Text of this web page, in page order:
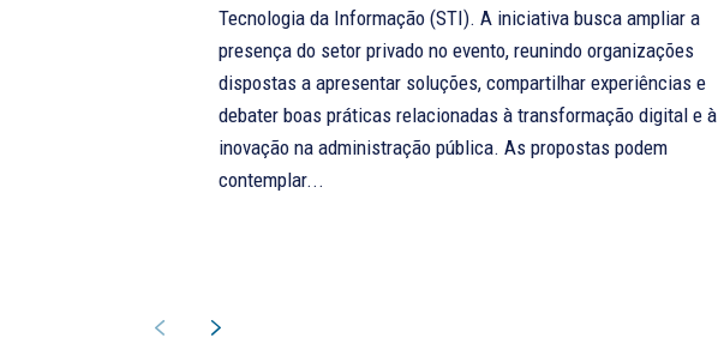
Tecnologia da Informação (STI). A iniciativa busca ampliar a
presença do setor privado no evento, reunindo organizações
dispostas a apresentar soluções, compartilhar experiências e
debater boas práticas relacionadas à transformação digital e à
inovação na administração pública. As propostas podem
contemplar...